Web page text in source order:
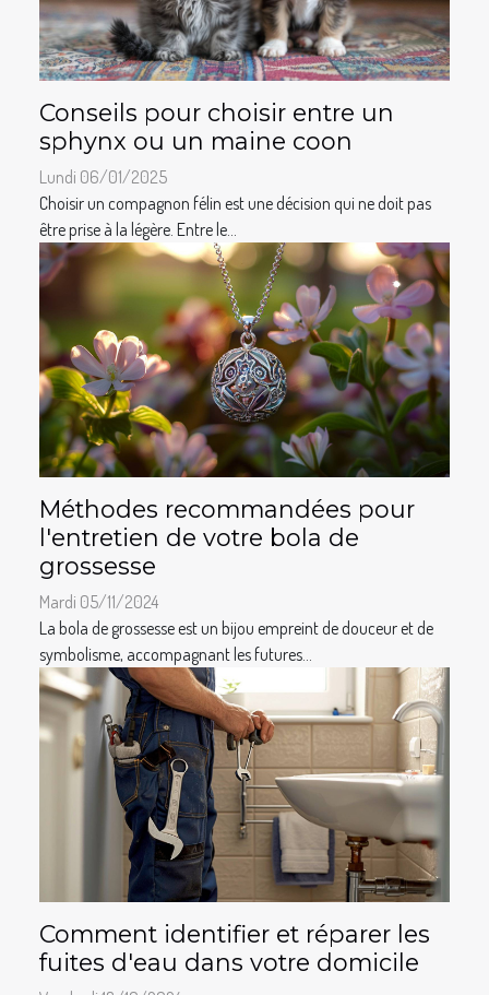
Conseils pour choisir entre un
sphynx ou un maine coon
Lundi 06/01/2025
Choisir un compagnon félin est une décision qui ne doit pas
être prise à la légère. Entre le...
Méthodes recommandées pour
l'entretien de votre bola de
grossesse
Mardi 05/11/2024
La bola de grossesse est un bijou empreint de douceur et de
symbolisme, accompagnant les futures...
Comment identifier et réparer les
fuites d'eau dans votre domicile